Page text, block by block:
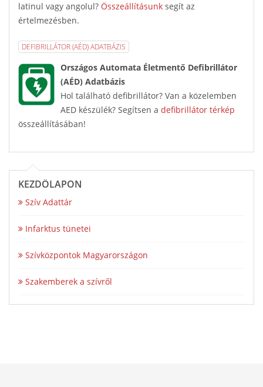
latinul vagy angolul? Összeállításunk segít az
értelmezésben.
DEFIBRILLÁTOR (AÉD) ADATBÁZIS
Országos Automata Életmentő Defibrillátor
(AÉD) Adatbázis
Hol található defibrillátor? Van a közelemben
AED készülék? Segítsen a defibrillátor térkép
összeállításában!
KEZDŐLAPON
Szív Adattár
Infarktus tünetei
Szívközpontok Magyarországon
Szakemberek a szívről